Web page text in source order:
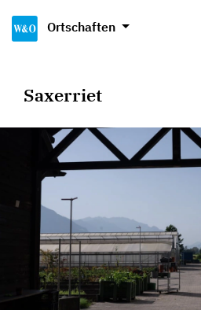
Ortschaften
Saxerriet